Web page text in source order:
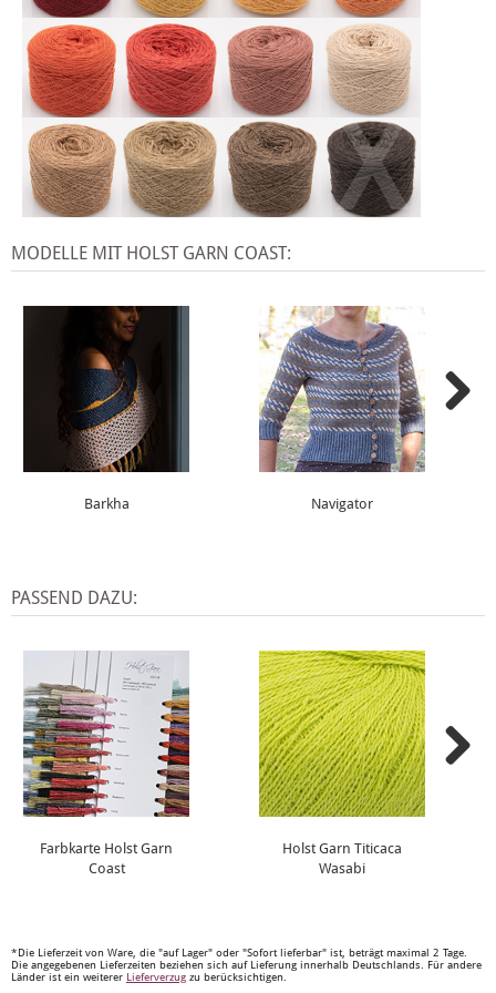
X
MODELLE MIT HOLST GARN COAST:
Barkha Navigator
PASSEND DAZU:
Farbkarte Holst Garn
Coast
Holst Garn Titicaca
Wasabi
*Die Lieferzeit von Ware, die "auf Lager" oder "Sofort lieferbar" ist, beträgt maximal 2 Tage.
Die angegebenen Lieferzeiten beziehen sich auf Lieferung innerhalb Deutschlands. Für andere
Länder ist ein weiterer Lieferverzug zu berücksichtigen.